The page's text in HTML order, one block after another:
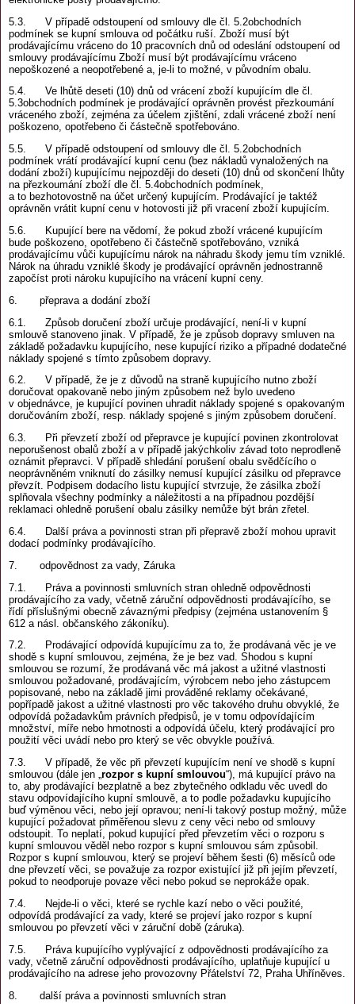
5.3. V případě odstoupení od smlouvy dle čl. 5.2obchodních
podmínek se kupní smlouva od počátku ruší. Zboží musí být
prodávajícímu vráceno do 10 pracovních dnů od odeslání odstoupení od
smlouvy prodávajícímu Zboží musí být prodávajícímu vráceno
nepoškozené a neopotřebené a, je-li to možné, v původním obalu.
5.4. Ve lhůtě deseti (10) dnů od vrácení zboží kupujícím dle čl.
5.3obchodních podmínek je prodávající oprávněn provést přezkoumání
vráceného zboží, zejména za účelem zjištění, zdali vrácené zboží není
poškozeno, opotřebeno či částečně spotřebováno.
5.5. V případě odstoupení od smlouvy dle čl. 5.2obchodních
podmínek vrátí prodávající kupní cenu (bez nákladů vynaložených na
dodání zboží) kupujícímu nejpozději do deseti (10) dnů od skončení lhůty
na přezkoumání zboží dle čl. 5.4obchodních podmínek,
a to bezhotovostně na účet určený kupujícím. Prodávající je taktéž
oprávněn vrátit kupní cenu v hotovosti již při vracení zboží kupujícím.
5.6. Kupující bere na vědomí, že pokud zboží vrácené kupujícím
bude poškozeno, opotřebeno či částečně spotřebováno, vzniká
prodávajícímu vůči kupujícímu nárok na náhradu škody jemu tím vzniklé.
Nárok na úhradu vzniklé škody je prodávající oprávněn jednostranně
započíst proti nároku kupujícího na vrácení kupní ceny.
6. přeprava a dodání zboží
6.1. Způsob doručení zboží určuje prodávající, není-li v kupní
smlouvě stanoveno jinak. V případě, že je způsob dopravy smluven na
základě požadavku kupujícího, nese kupující riziko a případné dodatečné
náklady spojené s tímto způsobem dopravy.
6.2. V případě, že je z důvodů na straně kupujícího nutno zboží
doručovat opakovaně nebo jiným způsobem než bylo uvedeno
v objednávce, je kupující povinen uhradit náklady spojené s opakovaným
doručováním zboží, resp. náklady spojené s jiným způsobem doručení.
6.3. Při převzetí zboží od přepravce je kupující povinen zkontrolovat
neporušenost obalů zboží a v případě jakýchkoliv závad toto neprodleně
oznámit přepravci. V případě shledání porušení obalu svědčícího o
neoprávněném vniknutí do zásilky nemusí kupující zásilku od přepravce
převzít. Podpisem dodacího listu kupující stvrzuje, že zásilka zboží
splňovala všechny podmínky a náležitosti a na případnou pozdější
reklamaci ohledně porušení obalu zásilky nemůže být brán zřetel.
6.4. Další práva a povinnosti stran při přepravě zboží mohou upravit
dodací podmínky prodávajícího.
7. odpovědnost za vady, Záruka
7.1. Práva a povinnosti smluvních stran ohledně odpovědnosti
prodávajícího za vady, včetně záruční odpovědnosti prodávajícího, se
řídí příslušnými obecně závaznými předpisy (zejména ustanovením §
612 a násl. občanského zákoníku).
7.2. Prodávající odpovídá kupujícímu za to, že prodávaná věc je ve
shodě s kupní smlouvou, zejména, že je bez vad. Shodou s kupní
smlouvou se rozumí, že prodávaná věc má jakost a užitné vlastnosti
smlouvou požadované, prodávajícím, výrobcem nebo jeho zástupcem
popisované, nebo na základě jimi prováděné reklamy očekávané,
popřípadě jakost a užitné vlastnosti pro věc takového druhu obvyklé, že
odpovídá požadavkům právních předpisů, je v tomu odpovídajícím
množství, míře nebo hmotnosti a odpovídá účelu, který prodávající pro
použití věci uvádí nebo pro který se věc obvykle používá.
7.3. V případě, že věc při převzetí kupujícím není ve shodě s kupní
smlouvou (dále jen „rozpor s kupní smlouvou“), má kupující právo na
to, aby prodávající bezplatně a bez zbytečného odkladu věc uvedl do
stavu odpovídajícího kupní smlouvě, a to podle požadavku kupujícího
buď výměnou věci, nebo její opravou; není-li takový postup možný, může
kupující požadovat přiměřenou slevu z ceny věci nebo od smlouvy
odstoupit. To neplatí, pokud kupující před převzetím věci o rozporu s
kupní smlouvou věděl nebo rozpor s kupní smlouvou sám způsobil.
Rozpor s kupní smlouvou, který se projeví během šesti (6) měsíců ode
dne převzetí věci, se považuje za rozpor existující již při jejím převzetí,
pokud to neodporuje povaze věci nebo pokud se neprokáže opak.
7.4. Nejde-li o věci, které se rychle kazí nebo o věci použité,
odpovídá prodávající za vady, které se projeví jako rozpor s kupní
smlouvou po převzetí věci v záruční době (záruka).
7.5. Práva kupujícího vyplývající z odpovědnosti prodávajícího za
vady, včetně záruční odpovědnosti prodávajícího, uplatňuje kupující u
prodávajícího na adrese jeho provozovny Přátelství 72, Praha Uhříněves.
8. další práva a povinnosti smluvních stran